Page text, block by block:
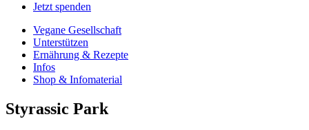
Jetzt spenden
Vegane Gesellschaft
Unterstützen
Ernährung & Rezepte
Infos
Shop & Infomaterial
Styrassic Park